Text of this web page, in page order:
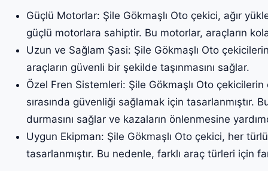
Güçlü Motorlar: Şile Gökmaşlı Oto çekici, ağır
güçlü motorlara sahiptir. Bu motorlar, araçların
Uzun ve Sağlam Şasi: Şile Gökmaşlı Oto
araçların güvenli bir şekilde taşınmasını sağlar.
Özel Fren Sistemleri: Şile Gökmaşlı Oto
sırasında güvenliği sağlamak için tasarlanmıştır.
durmasını sağlar ve kazaların önlenmesine
Uygun Ekipman: Şile Gökmaşlı Oto çekici, her
tasarlanmıştır. Bu nedenle, farklı araç türleri için